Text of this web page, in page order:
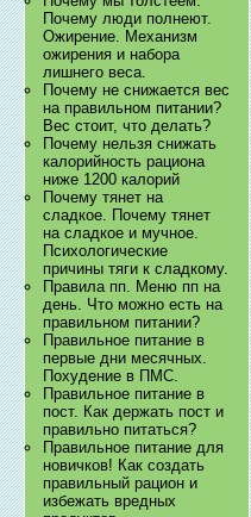
Почему люди полнеют.
Ожирение. Механизм
ожирения и набора
лишнего веса.
Почему не снижается вес
на правильном питании?
Вес стоит, что делать?
Почему нельзя снижать
калорийность рациона
ниже 1200 калорий
Почему тянет на
сладкое. Почему тянет
на сладкое и мучное.
Психологические
причины тяги к сладкому.
Правила пп. Меню пп на
день. Что можно есть на
правильном питании?
Правильное питание в
первые дни месячных.
Похудение в ПМС.
Правильное питание в
пост. Как держать пост и
правильно питаться?
Правильное питание для
новичков! Как создать
правильный рацион и
избежать вредных